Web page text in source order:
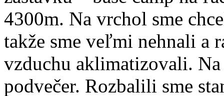
4300m. Na vrchol sme
takže sme veľmi nehnali a
vzduchu aklimatizovali.
podvečer. Rozbalili sme